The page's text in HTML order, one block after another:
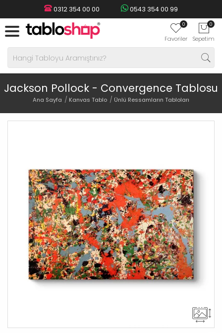
0312 354 00 00 0543 354 00 99
0
Favoriler
0
Sepetim
Jackson Pollock - Convergence Tablosu
Ana Sayfa Kanvas Tablo Ünlü Ressamların Tabloları